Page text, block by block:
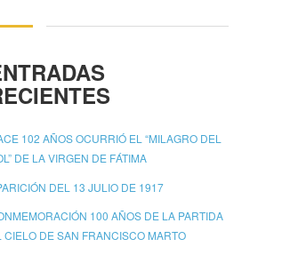
102 AÑOS OCURRIÓ EL “MILAGRO DEL
DE LA VIRGEN DE FÁTIMA
DEL 13 JULIO DE 1917
100 AÑOS DE LA PARTIDA
CIELO DE SAN FRANCISCO MARTO